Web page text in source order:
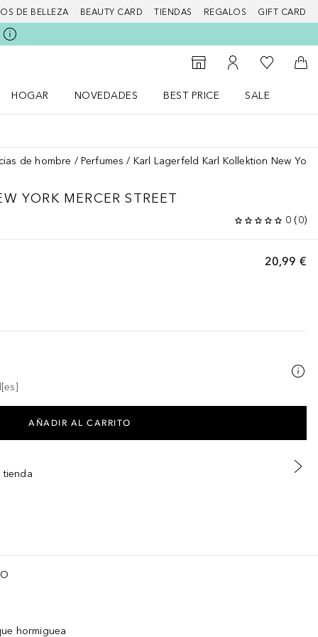
DE BELLEZA BEAUTY CARD TIENDAS REGALOS GIFT CARD
Al Storefinder
Mi cuenta
Mi lista de
A
HOGAR
NOVEDADES
BEST PRICE
SALE
de hombre Perfumes Karl Lagerfeld Karl Kollektion New
YORK MERCER STREET
0 (0)
20,99 €
AÑADIR AL CARRITO
tienda
hormiguea